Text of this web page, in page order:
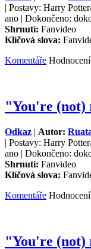
| Postavy: Harry
ano | Dokončeno:
Shrnutí: Fanvideo
Klíčová slova:
Komentáře
"You're (not)
Odkaz | Autor:
| Postavy: Harry
ano | Dokončeno:
Shrnutí: Fanvideo
Klíčová slova:
Komentáře
"You're (not)